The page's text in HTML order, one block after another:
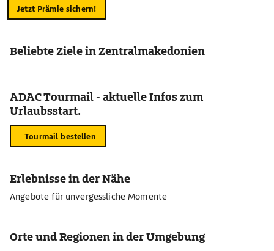
Jetzt Prämie sichern!
Beliebte Ziele in Zentralmakedonien
ADAC Tourmail - aktuelle Infos zum
Urlaubsstart.
Tourmail bestellen
Erlebnisse in der Nähe
Angebote für unvergessliche Momente
Orte und Regionen in der Umgebung